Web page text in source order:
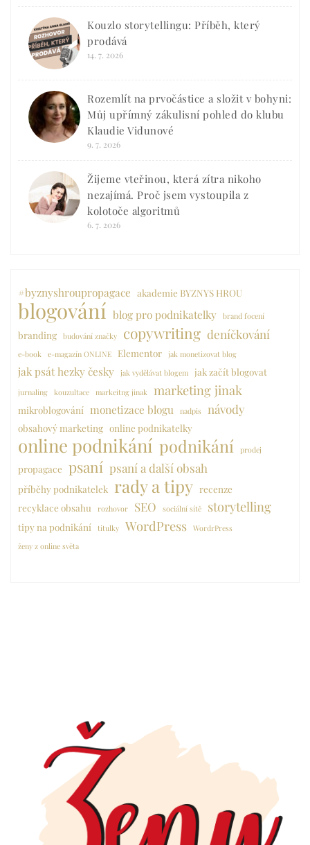
Kouzlo storytellingu: Příběh, který
prodává
14. 7. 2026
Rozemlít na prvočástice a složit v bohyni:
Můj upřímný zákulisní pohled do klubu
Klaudie Vidunové
9. 7. 2026
Žijeme vteřinou, která zítra nikoho
nezajímá. Proč jsem vystoupila z
kolotoče algoritmů
6. 7. 2026
#byznyshroupropagace akademie BYZNYS HROU
blogování blog pro podnikatelky brand focení
branding budování značky copywriting deníčkování
e-book e-magazín ONLINE Elementor jak monetizovat blog
jak psát hezky česky jak vydělávat blogem jak začít blogovat
jurnaling kouzultace markeitng jinak marketing jinak
mikroblogování monetizace blogu nadpis návody
obsahový marketing online podnikatelky
online podnikání podnikání prodej
propagace psaní psaní a další obsah
příběhy podnikatelek rady a tipy recenze
recyklace obsahu
rozhovor SEO sociální sítě storytelling
tipy na podnikání titulky WordPress WordrPress
ženy z online světa